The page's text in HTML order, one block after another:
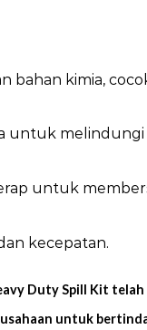
bahan kimia,
untuk
untuk
kecepatan.
Duty Spill Kit
untuk